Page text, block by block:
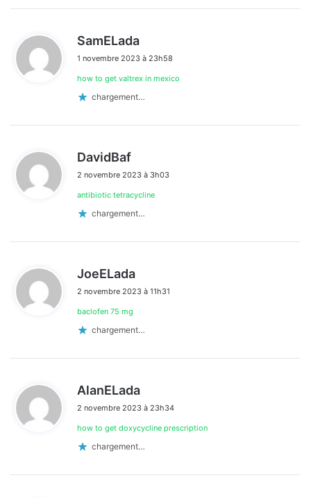
SamELada
t
1 novembre 2023 à 23h58
how to get valtrex in mexico
chargement…
DavidBaf
t
2 novembre 2023 à 3h03
antibiotic tetracycline
chargement…
JoeELada
t
2 novembre 2023 à 11h31
baclofen 75 mg
chargement…
AlanELada
t
2 novembre 2023 à 23h34
how to get doxycycline prescription
chargement…